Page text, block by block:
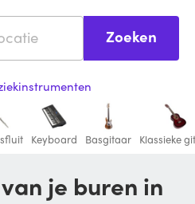
Zoeken
Keyboard Basgitaar Klassieke